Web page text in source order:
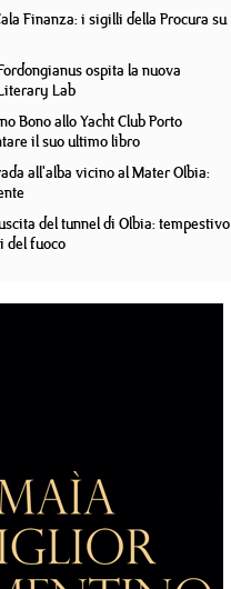
Finanza: i sigilli della Procura su
ospita la nuova
Lab
Bono allo Yacht Club Porto
il suo ultimo libro
all'alba vicino al Mater Olbia:
del tunnel di Olbia: tempestivo
del fuoco